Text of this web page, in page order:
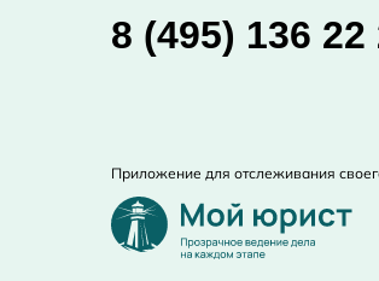
8 (495) 136 22
Приложение для отслеживания